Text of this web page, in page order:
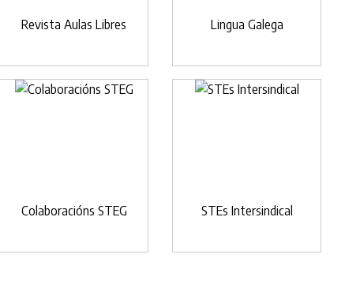
Revista Aulas Libres Lingua Galega
Colaboracións STEG STEs Intersindical